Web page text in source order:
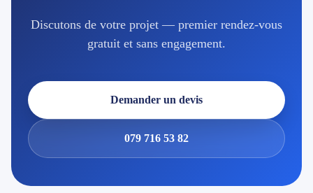
Discutons de votre projet — premier rendez-vous
gratuit et sans engagement.
Demander un devis
079 716 53 82